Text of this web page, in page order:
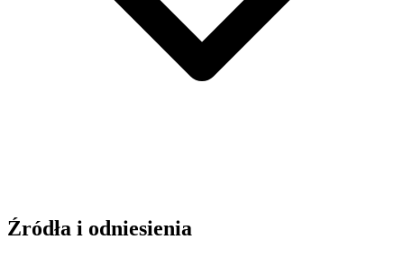
Źródła i odniesienia